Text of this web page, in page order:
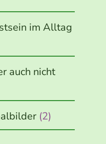
im Alltag
auch nicht
(2)